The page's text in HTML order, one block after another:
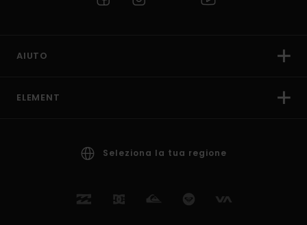
AIUTO
ELEMENT
Seleziona la tua regione